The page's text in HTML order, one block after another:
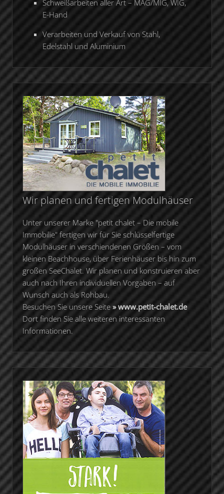
Schweißarbeiten aller Art – MAG/MIG, WIG,
E-Hand
Verarbeiten und Verkauf von Stahl,
Edelstahl und Aluminium
Wir planen und fertigen Modulhäuser
Unter unserer Marke "petit chalet – Die mobile
Immobilie" fertigen wir für Sie schlüsselfertige
Modulhäuser in verschiendenen Größen – vom
kleinen Beachhouse, über Ferienhäuser bis hin zum
großen SeeChalet. Wir planen und konstruieren aber
auch nach Ihren individuellen Vorgaben – auf
Wunsch auch als Rohbau.
Besuchen Sie unsere Seite» www.petit-chalet.de
Dort finden Sie alle weiteren interessanten
Informationen.